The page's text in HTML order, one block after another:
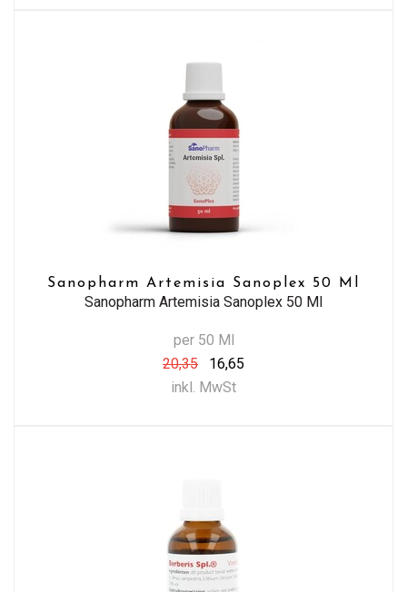
Sanopharm Artemisia Sanoplex 50 Ml
Sanopharm Artemisia Sanoplex 50 Ml
per 50 Ml
20,35
16,65
inkl. MwSt